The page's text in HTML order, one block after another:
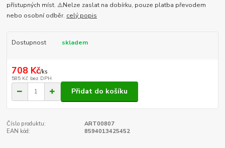
přístupných míst. ⚠️Nelze zaslat na dobírku, pouze platba převodem
nebo osobní odběr. celý popis
Dostupnost skladem
708 Kč/ks
585 Kč bez DPH
Přidat do košíku
Číslo produktu:
ART00807
EAN kód:
8594013425452